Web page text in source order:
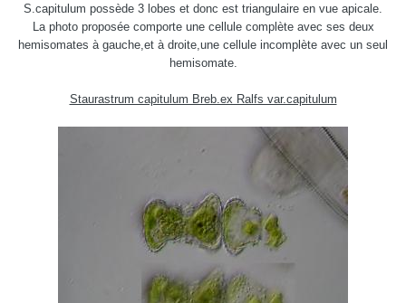
S.capitulum possède 3 lobes et donc est triangulaire en vue apicale.
La photo proposée comporte une cellule complète avec ses deux
hemisomates à gauche,et à droite,une cellule incomplète avec un seul
hemisomate.
Staurastrum capitulum Breb.ex Ralfs var.capitulum